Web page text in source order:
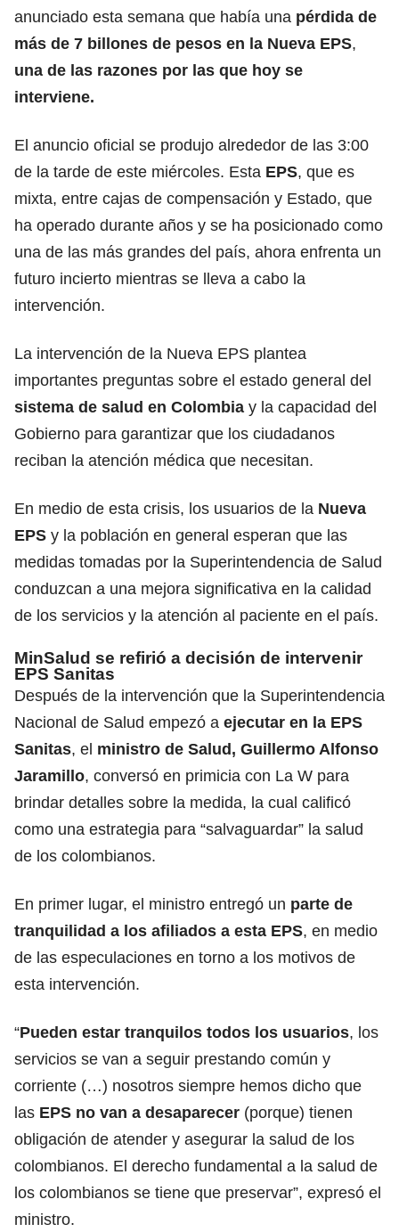
anunciado esta semana que había una pérdida de
más de 7 billones de pesos en la Nueva EPS,
una de las razones por las que hoy se
interviene.
El anuncio oficial se produjo alrededor de las 3:00
de la tarde de este miércoles. Esta EPS, que es
mixta, entre cajas de compensación y Estado, que
ha operado durante años y se ha posicionado como
una de las más grandes del país, ahora enfrenta un
futuro incierto mientras se lleva a cabo la
intervención.
La intervención de la Nueva EPS plantea
importantes preguntas sobre el estado general del
sistema de salud en Colombia y la capacidad del
Gobierno para garantizar que los ciudadanos
reciban la atención médica que necesitan.
En medio de esta crisis, los usuarios de la Nueva
EPS y la población en general esperan que las
medidas tomadas por la Superintendencia de Salud
conduzcan a una mejora significativa en la calidad
de los servicios y la atención al paciente en el país.
MinSalud se refirió a decisión de intervenir
EPS Sanitas
Después de la intervención que la Superintendencia
Nacional de Salud empezó a ejecutar en la EPS
Sanitas, el ministro de Salud, Guillermo Alfonso
Jaramillo, conversó en primicia con La W para
brindar detalles sobre la medida, la cual calificó
como una estrategia para “salvaguardar” la salud
de los colombianos.
En primer lugar, el ministro entregó un parte de
tranquilidad a los afiliados a esta EPS, en medio
de las especulaciones en torno a los motivos de
esta intervención.
“Pueden estar tranquilos todos los usuarios, los
servicios se van a seguir prestando común y
corriente (…) nosotros siempre hemos dicho que
las EPS no van a desaparecer (porque) tienen
obligación de atender y asegurar la salud de los
colombianos. El derecho fundamental a la salud de
los colombianos se tiene que preservar”, expresó el
ministro.